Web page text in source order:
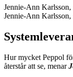
Jennie-Ann Karlsson,
Jennie-Ann Karlsson,
Hur mycket Peppol
återstår att se, menar